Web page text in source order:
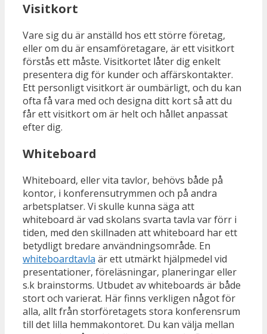
Visitkort
Vare sig du är anställd hos ett större företag,
eller om du är ensamföretagare, är ett visitkort
förstås ett måste. Visitkortet låter dig enkelt
presentera dig för kunder och affärskontakter.
Ett personligt visitkort är oumbärligt, och du kan
ofta få vara med och designa ditt kort så att du
får ett visitkort om är helt och hållet anpassat
efter dig.
Whiteboard
Whiteboard, eller vita tavlor, behövs både på
kontor, i konferensutrymmen och på andra
arbetsplatser. Vi skulle kunna säga att
whiteboard är vad skolans svarta tavla var förr i
tiden, med den skillnaden att whiteboard har ett
betydligt bredare användningsområde. En
whiteboardtavla är ett utmärkt hjälpmedel vid
presentationer, föreläsningar, planeringar eller
s.k brainstorms. Utbudet av whiteboards är både
stort och varierat. Här finns verkligen något för
alla, allt från storföretagets stora konferensrum
till det lilla hemmakontoret. Du kan välja mellan